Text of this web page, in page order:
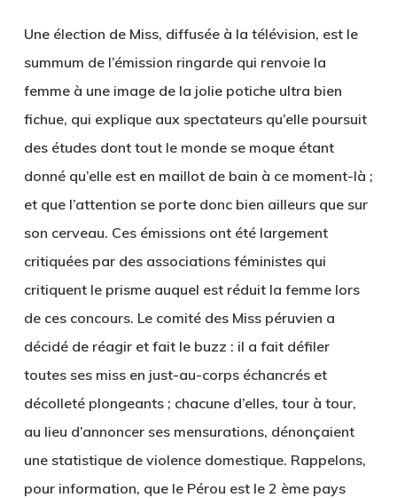
Une élection de Miss, diffusée à la télévision, est le
summum de l’émission ringarde qui renvoie la
femme à une image de la jolie potiche ultra bien
fichue, qui explique aux spectateurs qu’elle poursuit
des études dont tout le monde se moque étant
donné qu’elle est en maillot de bain à ce moment-là ;
et que l’attention se porte donc bien ailleurs que sur
son cerveau. Ces émissions ont été largement
critiquées par des associations féministes qui
critiquent le prisme auquel est réduit la femme lors
de ces concours. Le comité des Miss péruvien a
décidé de réagir et fait le buzz : il a fait défiler
toutes ses miss en just-au-corps échancrés et
décolleté plongeants ; chacune d’elles, tour à tour,
au lieu d’annoncer ses mensurations, dénonçaient
une statistique de violence domestique. Rappelons,
pour information, que le Pérou est le 2 ème pays